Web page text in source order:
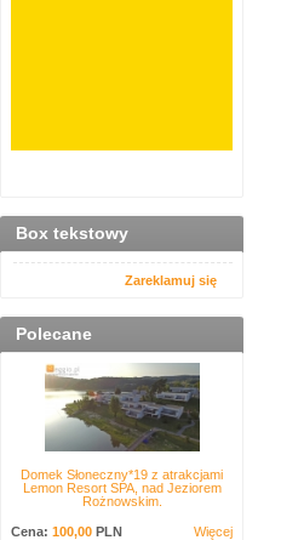
Box tekstowy
Zareklamuj się
Polecane
Domek Słoneczny*19 z atrakcjami
Lemon Resort SPA, nad Jeziorem
Rożnowskim.
Cena: 100,00 PLN Więcej